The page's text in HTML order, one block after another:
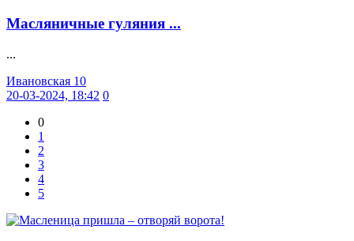
Масляничные гуляния ...
...
Ивановская 10
20-03-2024, 18:42 0
0
1
2
3
4
5